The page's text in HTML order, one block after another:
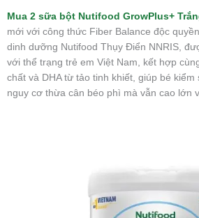
Mua 2 sữa bột Nutifood GrowPlus+
mới với công thức Fiber Balance độc
dinh dưỡng Nutifood Thụy Điển NNRIS,
với thể trạng trẻ em Việt Nam, kết hợp
chất và DHA từ tảo tinh khiết, giúp bé kiểm
nguy cơ thừa cân béo phì mà vẫn cao lớn